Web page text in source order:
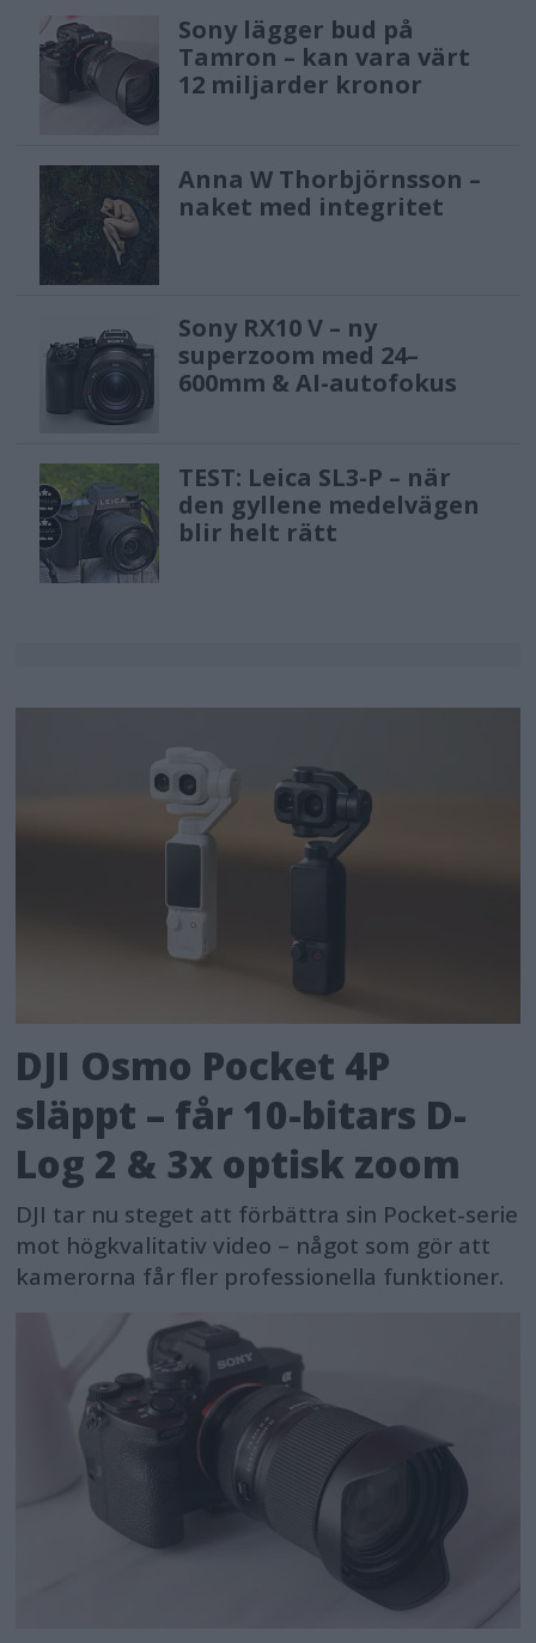
Sony lägger bud på
Tamron – kan vara värt
12 miljarder kronor
Anna W Thorbjörnsson –
naket med integritet
Sony RX10 V – ny
superzoom med 24–
600mm & AI-autofokus
TEST: Leica SL3-P – när
den gyllene medelvägen
blir helt rätt
DJI Osmo Pocket 4P
släppt – får 10-bitars D-
Log 2 & 3x optisk zoom
DJI tar nu steget att förbättra sin Pocket-serie
mot högkvalitativ video – något som gör att
kamerorna får fler professionella funktioner.